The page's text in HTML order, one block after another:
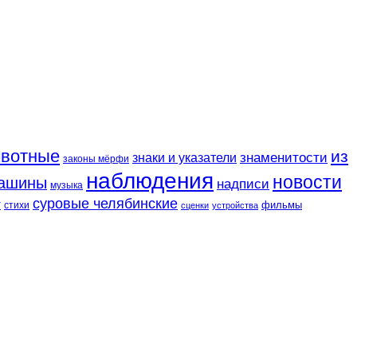
законы мёрфи знаки и указатели знаменитости из
музыка наблюдения надписи новости
стихи суровые челябинские сценки устройства фильмы